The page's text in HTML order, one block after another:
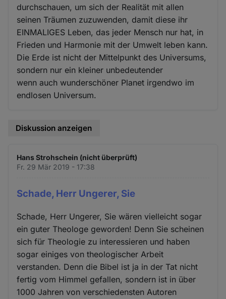
durchschauen, um sich der Realität mit allen
seinen Träumen zuzuwenden, damit diese ihr
EINMALIGES Leben, das jeder Mensch nur hat, in
Frieden und Harmonie mit der Umwelt leben kann.
Die Erde ist nicht der Mittelpunkt des Universums,
sondern nur ein kleiner unbedeutender
wenn auch wunderschöner Planet irgendwo im
endlosen Universum.
Diskussion anzeigen
Hans Strohschein (nicht überprüft)
Fr. 29 Mär 2019 - 17:38
Schade, Herr Ungerer, Sie
Schade, Herr Ungerer, Sie wären vielleicht sogar
ein guter Theologe geworden! Denn Sie scheinen
sich für Theologie zu interessieren und haben
sogar einiges von theologischer Arbeit
verstanden. Denn die Bibel ist ja in der Tat nicht
fertig vom Himmel gefallen, sondern ist in über
1000 Jahren von verschiedensten Autoren